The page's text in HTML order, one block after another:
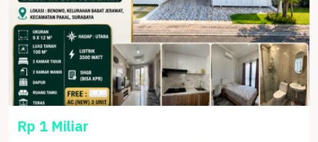
Rp 1 Miliar